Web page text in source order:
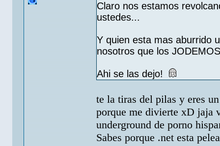
Claro nos estamos
ustedes...
Y quien esta mas aburrido
nosotros que los
Ahi se las dejo!
te la tiras del pilas y eres
porque me divierte xD jaja
underground de porno
Sabes porque .net esta